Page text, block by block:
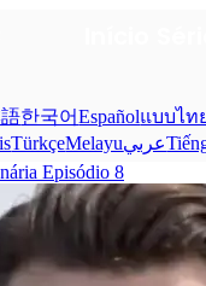
한국어Españolแบบไท
TürkçeMelayuعربي
Episódio 8